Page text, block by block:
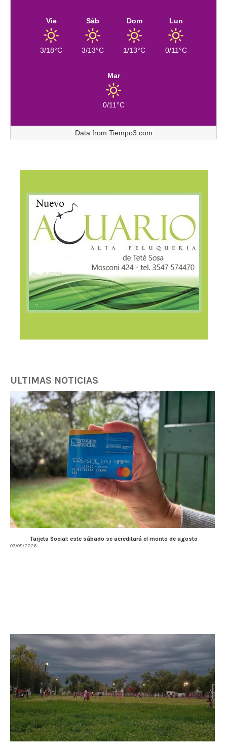
Vie
3/18°C
Sáb
3/13°C
Dom
1/13°C
Lun
0/11°C
Mar
0/11°C
Data from Tiempo3.com
ULTIMAS NOTICIAS
Tarjeta Social: este sábado se acreditará el monto de agosto
07/08/2026